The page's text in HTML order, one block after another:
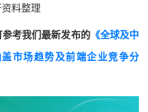
料整理
考我们最新发布的《全球及中
市场趋势及前端企业竞争分